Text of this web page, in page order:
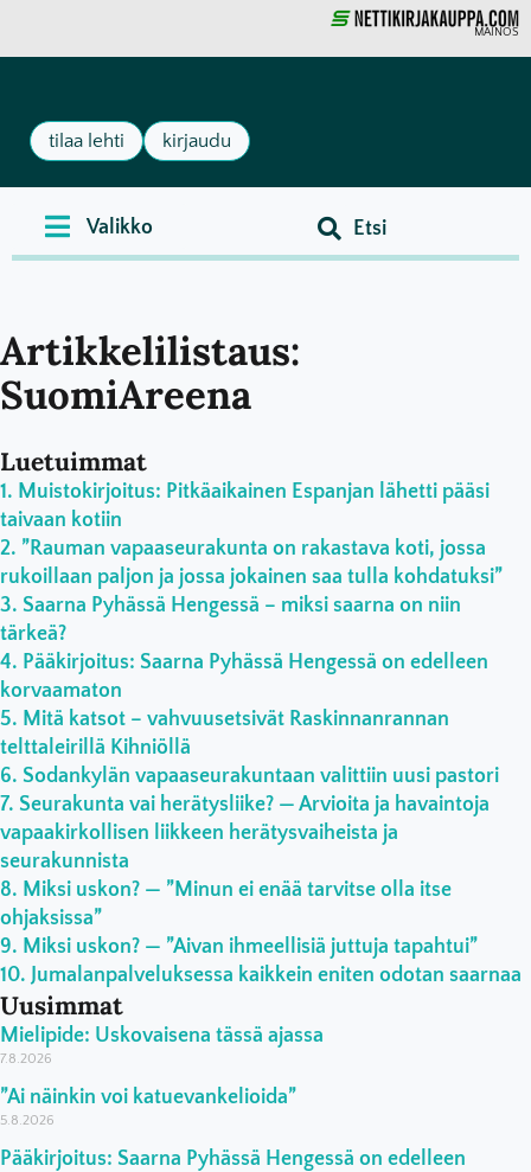
MAINOS
tilaa lehti kirjaudu
Artikkelilistaus:
SuomiAreena
Luetuimmat
Muistokirjoitus: Pitkäaikainen Espanjan lähetti pääsi
taivaan kotiin
”Rauman vapaaseurakunta on rakastava koti, jossa
rukoillaan paljon ja jossa jokainen saa tulla kohdatuksi”
Saarna Pyhässä Hengessä – miksi saarna on niin
tärkeä?
Pääkirjoitus: Saarna Pyhässä Hengessä on edelleen
korvaamaton
Mitä katsot – vahvuusetsivät Raskinnanrannan
telttaleirillä Kihniöllä
Sodankylän vapaaseurakuntaan valittiin uusi pastori
Seurakunta vai herätysliike? — Arvioita ja havaintoja
vapaakirkollisen liikkeen herätysvaiheista ja
seurakunnista
Miksi uskon? — ”Minun ei enää tarvitse olla itse
ohjaksissa”
Miksi uskon? — ”Aivan ihmeellisiä juttuja tapahtui”
Jumalanpalveluksessa kaikkein eniten odotan saarnaa
Uusimmat
Mielipide: Uskovaisena tässä ajassa
7.8.2026
”Ai näinkin voi katuevankelioida”
5.8.2026
Pääkirjoitus: Saarna Pyhässä Hengessä on edelleen